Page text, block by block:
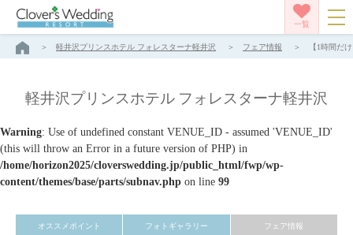
一覧
軽井沢プリンスホテル フォレスターナ軽井沢 フェア情報 【1時間だ
軽井沢プリンスホテル フォレスターナ軽井沢
Warning: Use of undefined constant VENUE_ID - assumed 'VENUE_ID'
(this will throw an Error in a future version of PHP) in
/home/horizon2025/cloverswedding.jp/public_html/fwp/wp-
content/themes/base/parts/subnav.php on line 99
オススメポイント フォトギャラリー フェア情報